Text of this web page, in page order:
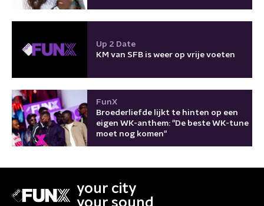
Up 2 Date
KM van SFB is weer op vrije voeten
FunX
Broederliefde lijkt te hinten op een
eigen WK-anthem: "De beste WK-tune
moet nog komen"
your city
your sound